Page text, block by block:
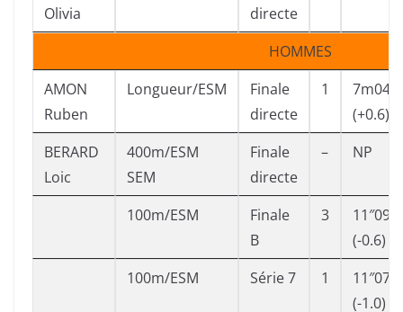
Olivia
directe
HOMMES
AMON
Ruben
Longueur/ESM
Finale
directe
1
7m04
(+0.6)
BERARD
Loic
400m/ESM
SEM
Finale
directe
– NP
100m/ESM
Finale
B
3
11″09
(-0.6)
100m/ESM
Série 7 1
11″07
(-1.0)